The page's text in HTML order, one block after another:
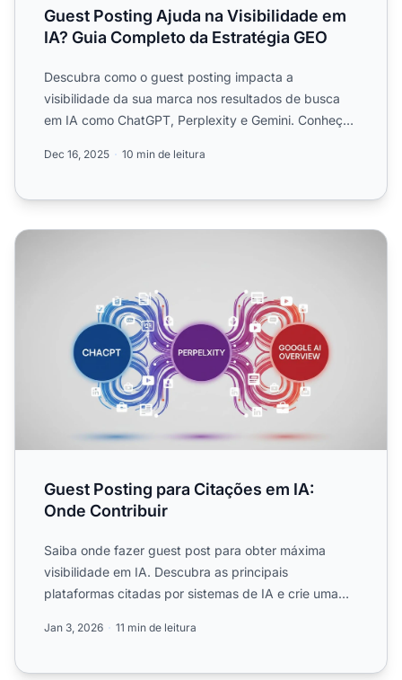
Guest Posting Ajuda na Visibilidade em
IA? Guia Completo da Estratégia GEO
Descubra como o guest posting impacta a
visibilidade da sua marca nos resultados de busca
em IA como ChatGPT, Perplexity e Gemini. Conheça
Dec 16, 2025 10 min de leitura
Guest Posting para Citações em IA: Onde Contribuir
Guest Posting para Citações em IA:
Onde Contribuir
Saiba onde fazer guest post para obter máxima
visibilidade em IA. Descubra as principais
plataformas citadas por sistemas de IA e crie uma
Jan 3, 2026 11 min de leitura